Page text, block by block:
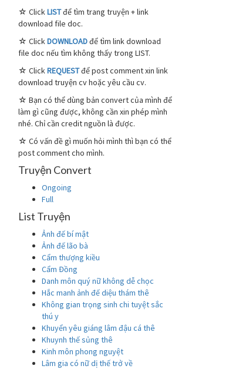
☆ ClickLISTđể tìm trang truyện + link
download file doc.
☆ ClickDOWNLOADđể tìm link download
file doc nếu tìm không thấy trong LIST.
☆ ClickREQUESTđể post comment xin link
download truyện cv hoặc yêu cầu cv.
☆ Bạn có thể dùng bản convert của mình để
làm gì cũng được, không cần xin phép mình
nhé. Chỉ cần credit nguồn là được.
☆ Có vấn đề gì muốn hỏi mình thì bạn có thể
post comment cho mình.
Truyện Convert
Ongoing
Full
List Truyện
Ảnh đế bí mật
Ảnh đế lão bà
Cẩm thượng kiều
Cẩm Đồng
Danh môn quý nữ không dễ chọc
Hắc manh ảnh đế diệu thám thê
Không gian trọng sinh chi tuyệt sắc
thú y
Khuyển yêu giáng lâm đậu cá thê
Khuynh thế sủng thê
Kinh môn phong nguyệt
Lâm gia có nữ dị thế trở về